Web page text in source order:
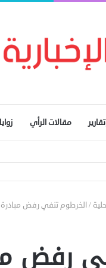
مقالات الرأي
/الخرطوم تنفي رفض مبادرة
رفض